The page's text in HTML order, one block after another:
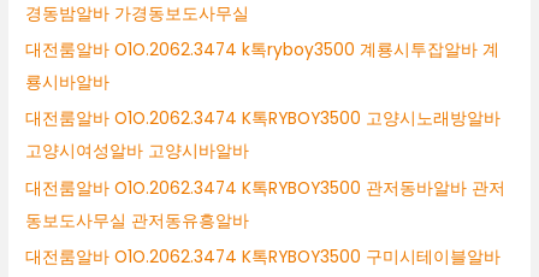
경동밤알바 가경동보도사무실
대전룸알바 O1O.2062.3474 k톡ryboy3500 계룡시투잡알바 계
룡시바알바
대전룸알바 O1O.2062.3474 K톡RYBOY3500 고양시노래방알바
고양시여성알바 고양시바알바
대전룸알바 O1O.2062.3474 K톡RYBOY3500 관저동바알바 관저
동보도사무실 관저동유흥알바
대전룸알바 O1O.2062.3474 K톡RYBOY3500 구미시테이블알바